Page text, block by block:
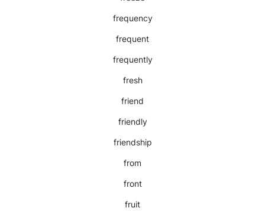
frequency
frequent
frequently
fresh
friend
friendly
friendship
from
front
fruit